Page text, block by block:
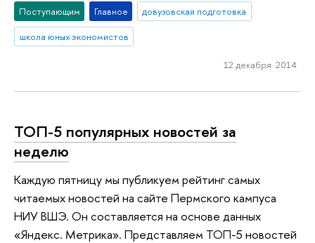
Поступающим Главное
довузовская подготовка
школа юных экономистов
12 декабря 2014
ТОП-5 популярных новостей за
неделю
Каждую пятницу мы публикуем рейтинг самых
читаемых новостей на сайте Пермского кампуса
НИУ ВШЭ. Он составляется на основе данных
«Яндекс. Метрика». Представляем ТОП-5 новостей